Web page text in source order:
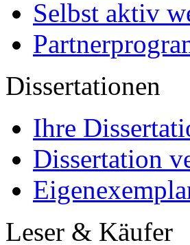
Wissen finden
E-Books
Bücher
Kauf +
Urheberrecht
Vertrag